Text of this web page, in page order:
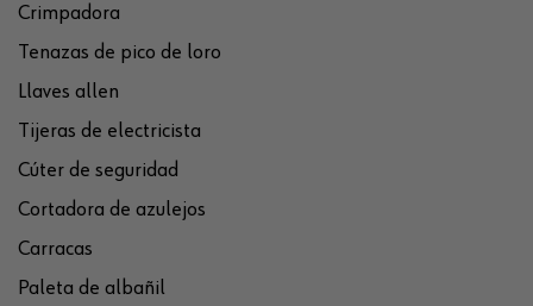
Crimpadora
Tenazas de pico de loro
Llaves allen
Tijeras de electricista
Cúter de seguridad
Cortadora de azulejos
Carracas
Paleta de albañil